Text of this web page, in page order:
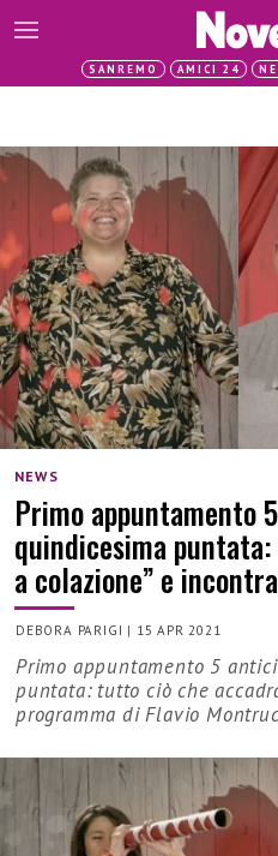
SANREMO AMICI 24
NEWS
Primo appuntamento
quindicesima
a colazione” e
DEBORA PARIGI | 15 APR 2021
Primo appuntamento 5
puntata: tutto ciò che
programma di Flavio